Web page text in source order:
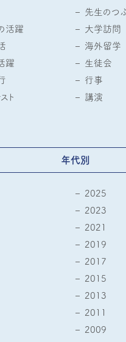
先生のつ
活躍
大学訪問
海外留学
躍
生徒会
行事
ト
講演
年代別
2025
2023
2021
2019
2017
2015
2013
2011
2009